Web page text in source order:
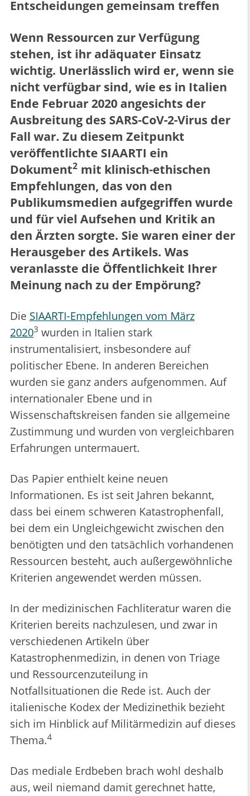
Entscheidungen gemeinsam treffen
Wenn Ressourcen zur Verfügung
stehen, ist ihr adäquater Einsatz
wichtig. Unerlässlich wird er, wenn sie
nicht verfügbar sind, wie es in Italien
Ende Februar 2020 angesichts der
Ausbreitung des SARS-CoV-2-Virus der
Fall war. Zu diesem Zeitpunkt
veröffentlichte SIAARTI ein
Dokument2 mit klinisch-ethischen
Empfehlungen, das von den
Publikumsmedien aufgegriffen wurde
und für viel Aufsehen und Kritik an
den Ärzten sorgte. Sie waren einer der
Herausgeber des Artikels. Was
veranlasste die Öffentlichkeit Ihrer
Meinung nach zu der Empörung?
Die SIAARTI-Empfehlungen vom März
20203 wurden in Italien stark
instrumentalisiert, insbesondere auf
politischer Ebene. In anderen Bereichen
wurden sie ganz anders aufgenommen. Auf
internationaler Ebene und in
Wissenschaftskreisen fanden sie allgemeine
Zustimmung und wurden von vergleichbaren
Erfahrungen untermauert.
Das Papier enthielt keine neuen
Informationen. Es ist seit Jahren bekannt,
dass bei einem schweren Katastrophenfall,
bei dem ein Ungleichgewicht zwischen den
benötigten und den tatsächlich vorhandenen
Ressourcen besteht, auch außergewöhnliche
Kriterien angewendet werden müssen.
In der medizinischen Fachliteratur waren die
Kriterien bereits nachzulesen, und zwar in
verschiedenen Artikeln über
Katastrophenmedizin, in denen von Triage
und Ressourcenzuteilung in
Notfallsituationen die Rede ist. Auch der
italienische Kodex der Medizinethik bezieht
sich im Hinblick auf Militärmedizin auf dieses
Thema.4
Das mediale Erdbeben brach wohl deshalb
aus, weil niemand damit gerechnet hatte,